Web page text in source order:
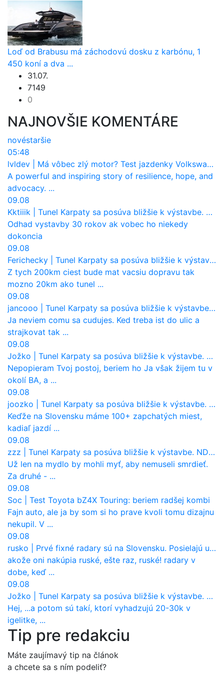
Loď od Brabusu má záchodovú dosku z karbónu, 1
450 koní a dva ...
31.07.
7149
0
NAJNOVŠIE KOMENTÁRE
novéstaršie
05:48
lvldev
Má vôbec zlý motor? Test jazdenky Volkswagen T-Roc (2017 až 2025)
A powerful and inspiring story of resilience, hope, and
advocacy. ...
09.08
Kktiiik
Tunel Karpaty sa posúva bližšie k výstavbe. NDS urobila dôležitý krok
Odhad vystavby 30 rokov ak vobec ho niekedy
dokoncia
09.08
Ferichecky
Tunel Karpaty sa posúva bližšie k výstavbe. NDS urobila dôležitý krok
Z tych 200km ciest bude mat vacsiu dopravu tak
mozno 20km ako tunel ...
09.08
jancooo
Tunel Karpaty sa posúva bližšie k výstavbe. NDS urobila dôležitý krok
Ja neviem comu sa cudujes. Ked treba ist do ulic a
strajkovat tak ...
09.08
Jožko
Tunel Karpaty sa posúva bližšie k výstavbe. NDS urobila dôležitý krok
Nepopieram Tvoj postoj, beriem ho Ja však žijem tu v
okolí BA, a ...
09.08
joozko
Tunel Karpaty sa posúva bližšie k výstavbe. NDS urobila dôležitý krok
Keďže na Slovensku máme 100+ zapchatých miest,
kadiaľ jazdí ...
09.08
zzz
Tunel Karpaty sa posúva bližšie k výstavbe. NDS urobila dôležitý krok
Už len na mydlo by mohli myť, aby nemuseli smrdieť.
Za druhé - ...
09.08
Soc
Test Toyota bZ4X Touring: beriem radšej kombi
Fajn auto, ale ja by som si ho prave kvoli tomu dizajnu
nekupil. V ...
09.08
rusko
Prvé fixné radary sú na Slovensku. Posielajú už pokuty? Ukáže ich Waze?
akože oni nakúpia ruské, ešte raz, ruské! radary v
dobe, keď ...
09.08
Jožko
Tunel Karpaty sa posúva bližšie k výstavbe. NDS urobila dôležitý krok
Hej, ...a potom sú takí, ktorí vyhadzujú 20-30k v
igelitke, ...
Tip pre redakciu
Máte zaujímavý tip na článok
a chcete sa s ním podeliť?